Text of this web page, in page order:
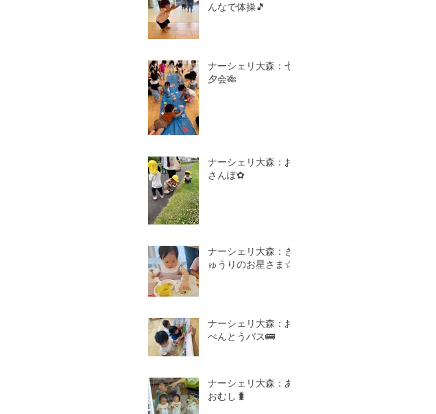
んなで体操🎵
ナーシェリ大森：七
夕会🎋
ナーシェリ大森：お
さんぽ✿
ナーシェリ大森：き
ゅうりのお星さま☆
ナーシェリ大森：お
べんとうバス🚌
ナーシェリ大森：あ
おむし🐛